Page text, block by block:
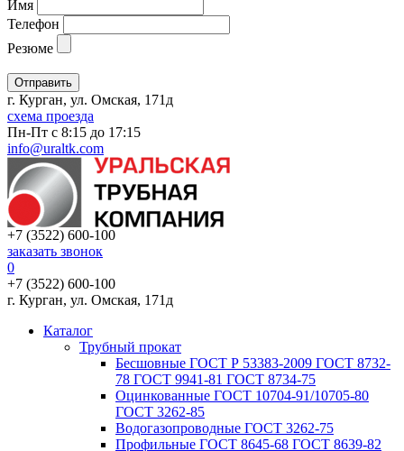
Имя
Телефон
Резюме
г. Курган, ул. Омская, 171д
схема проезда
Пн-Пт с 8:15 до 17:15
info@uraltk.com
+7 (3522) 600-100
заказать звонок
0
+7 (3522) 600-100
г. Курган, ул. Омская, 171д
Каталог
Трубный прокат
Беcшовные ГОСТ Р 53383-2009 ГОСТ 8732-
78 ГОСТ 9941-81 ГОСТ 8734-75
Оцинкованные ГОСТ 10704-91/10705-80
ГОСТ 3262-85
Водогазопроводные ГОСТ 3262-75
Профильные ГОСТ 8645-68 ГОСТ 8639-82